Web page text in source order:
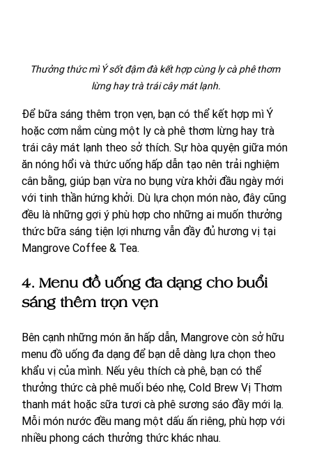
Thưởng thức mì Ý sốt đậm đà kết hợp cùng ly cà phê thơm
lừng hay trà trái cây mát lạnh.
Để bữa sáng thêm trọn vẹn, bạn có thể kết hợp mì Ý
hoặc cơm nắm cùng một ly cà phê thơm lừng hay trà
trái cây mát lạnh theo sở thích. Sự hòa quyện giữa món
ăn nóng hổi và thức uống hấp dẫn tạo nên trải nghiệm
cân bằng, giúp bạn vừa no bụng vừa khởi đầu ngày mới
với tinh thần hứng khởi. Dù lựa chọn món nào, đây cũng
đều là những gợi ý phù hợp cho những ai muốn thưởng
thức bữa sáng tiện lợi nhưng vẫn đầy đủ hương vị tại
Mangrove Coffee & Tea.
4. Menu đồ uống đa dạng cho buổi
sáng thêm trọn vẹn
Bên cạnh những món ăn hấp dẫn, Mangrove còn sở hữu
menu đồ uống đa dạng để bạn dễ dàng lựa chọn theo
khẩu vị của mình. Nếu yêu thích cà phê, bạn có thể
thưởng thức cà phê muối béo nhẹ, Cold Brew Vị Thơm
thanh mát hoặc sữa tươi cà phê sương sáo đầy mới lạ.
Mỗi món nước đều mang một dấu ấn riêng, phù hợp với
nhiều phong cách thưởng thức khác nhau.